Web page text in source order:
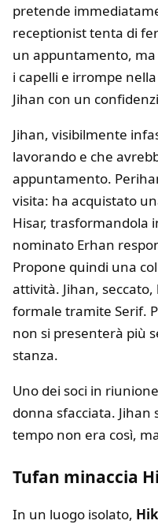
pretende
receptionist tenta di
un appuntamento, ma
i capelli e irrompe
Jihan con un
Jihan, visibilmente
lavorando e che
appuntamento.
visita: ha acquistato
Hisar, trasformandola
nominato Erhan
Propone quindi una
attività. Jihan,
formale tramite Serif.
non si presenterà più
stanza.
Uno dei soci in
donna sfacciata. Jihan
tempo non era così,
Tufan minaccia
In un luogo isolato,